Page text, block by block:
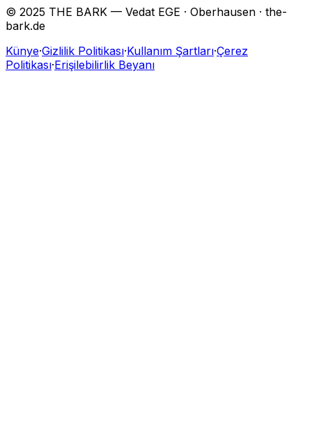
© 2025 THE BARK — Vedat EGE · Oberhausen · the-
bark.de
Künye·Gizlilik Politikası·Kullanım Şartları·Çerez
Politikası·Erişilebilirlik Beyanı